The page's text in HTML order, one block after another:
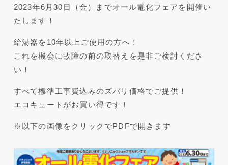
2023年6月30日（金）までオール電化フェアを開催い
たします！
給湯器を10年以上ご使用の方へ！
これを機会に故障の前の取替えを是非ご検討くださ
い！
すべて標準工事費込みのズバリ価格でご提供！
エコキュートがお買い得です！
※以下の画像をクリックでPDFで開きます